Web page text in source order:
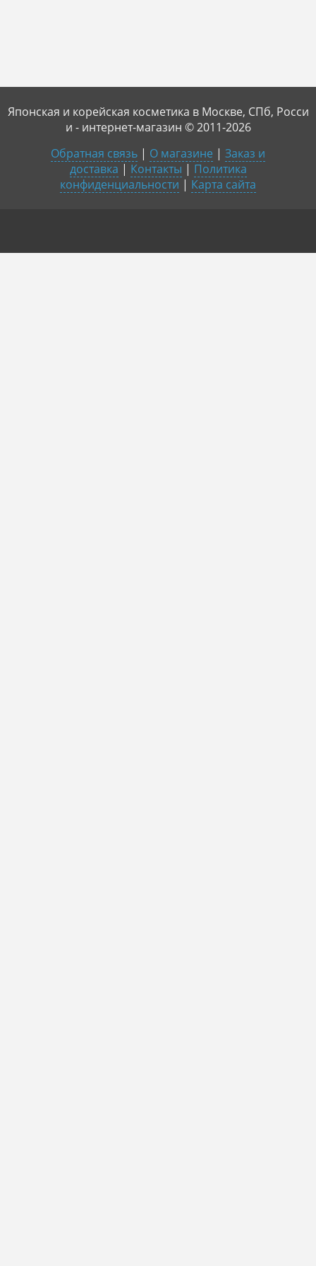
Японская и корейская косметика в Москве, СПб, Росси
и - интернет-магазин © 2011-2026
Обратная связь | О магазине | Заказ и
доставка | Контакты | Политика
конфиденциальности | Карта сайта